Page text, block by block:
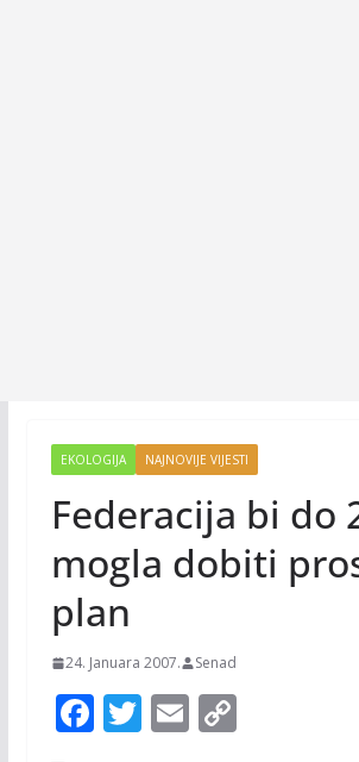
EKOLOGIJA NAJNOVIJE VIJESTI
Federacija bi do
mogla dobiti
plan
24. Januara 2007. Senad
F T E C